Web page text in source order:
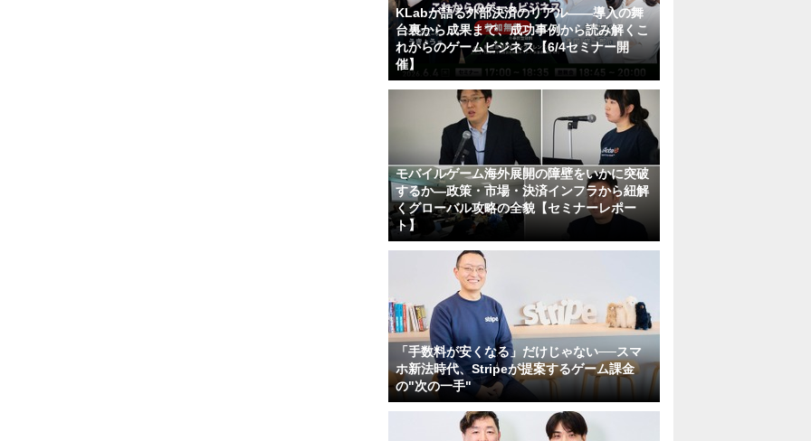
KLabが語る外部決済のリアル――導入の舞
台裏から成果まで、成功事例から読み解くこ
れからのゲームビジネス【6/4セミナー開
催】
モバイルゲーム海外展開の障壁をいかに突破
するか―政策・市場・決済インフラから紐解
くグローバル攻略の全貌【セミナーレポー
ト】
「手数料が安くなる」だけじゃない──スマ
ホ新法時代、Stripeが提案するゲーム課金
の"次の一手"